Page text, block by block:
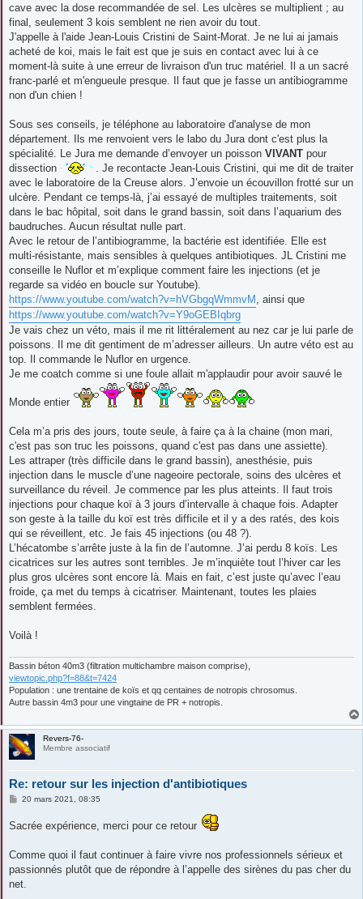
cave avec la dose recommandée de sel. Les ulcères se multiplient ; au
final, seulement 3 kois semblent ne rien avoir du tout.
J'appelle à l'aide Jean-Louis Cristini de Saint-Morat. Je ne lui ai jamais
acheté de koi, mais le fait est que je suis en contact avec lui à ce
moment-là suite à une erreur de livraison d'un truc matériel. Il a un sacré
franc-parlé et m'engueule presque. Il faut que je fasse un antibiogramme
non d'un chien !
Sous ses conseils, je téléphone au laboratoire d'analyse de mon
département. Ils me renvoient vers le labo du Jura dont c'est plus la
spécialité. Le Jura me demande d’envoyer un poisson VIVANT pour
dissection
. Je recontacte Jean-Louis Cristini, qui me dit de traiter
avec le laboratoire de la Creuse alors. J’envoie un écouvillon frotté sur un
ulcère. Pendant ce temps-là, j’ai essayé de multiples traitements, soit
dans le bac hôpital, soit dans le grand bassin, soit dans l’aquarium des
baudruches. Aucun résultat nulle part.
Avec le retour de l’antibiogramme, la bactérie est identifiée. Elle est
multi-résistante, mais sensibles à quelques antibiotiques. JL Cristini me
conseille le Nuflor et m’explique comment faire les injections (et je
regarde sa vidéo en boucle sur Youtube).
https://www.youtube.com/watch?v=hVGbgqWmmvM
, ainsi que
https://www.youtube.com/watch?v=Y9oGEBIqbrg
Je vais chez un véto, mais il me rit littéralement au nez car je lui parle de
poissons. Il me dit gentiment de m’adresser ailleurs. Un autre véto est au
top. Il commande le Nuflor en urgence.
Je me coatch comme si une foule allait m'applaudir pour avoir sauvé le
Monde entier
Cela m’a pris des jours, toute seule, à faire ça à la chaine (mon mari,
c'est pas son truc les poissons, quand c'est pas dans une assiette).
Les attraper (très difficile dans le grand bassin), anesthésie, puis
injection dans le muscle d’une nageoire pectorale, soins des ulcères et
surveillance du réveil. Je commence par les plus atteints. Il faut trois
injections pour chaque koï à 3 jours d’intervalle à chaque fois. Adapter
son geste à la taille du koï est très difficile et il y a des ratés, des kois
qui se réveillent, etc. Je fais 45 injections (ou 48 ?).
L’hécatombe s’arrête juste à la fin de l’automne. J’ai perdu 8 koïs. Les
cicatrices sur les autres sont terribles. Je m’inquiète tout l’hiver car les
plus gros ulcères sont encore là. Mais en fait, c’est juste qu’avec l’eau
froide, ça met du temps à cicatriser. Maintenant, toutes les plaies
semblent fermées.
Voilà !
Bassin béton 40m3 (filtration multichambre maison comprise),
viewtopic.php?f=88&t=7424
Population : une trentaine de koïs et qq centaines de notropis chrosomus.
Autre bassin 4m3 pour une vingtaine de PR + notropis.
Revers-76-
Membre associatif
Re: retour sur les injection d'antibiotiques
M
s
e
20 mars 2021, 08:35
Sacrée expérience, merci pour ce retour
Comme quoi il faut continuer à faire vivre nos professionnels sérieux et
passionnés plutôt que de répondre à l’appelle des sirènes du pas cher du
net.